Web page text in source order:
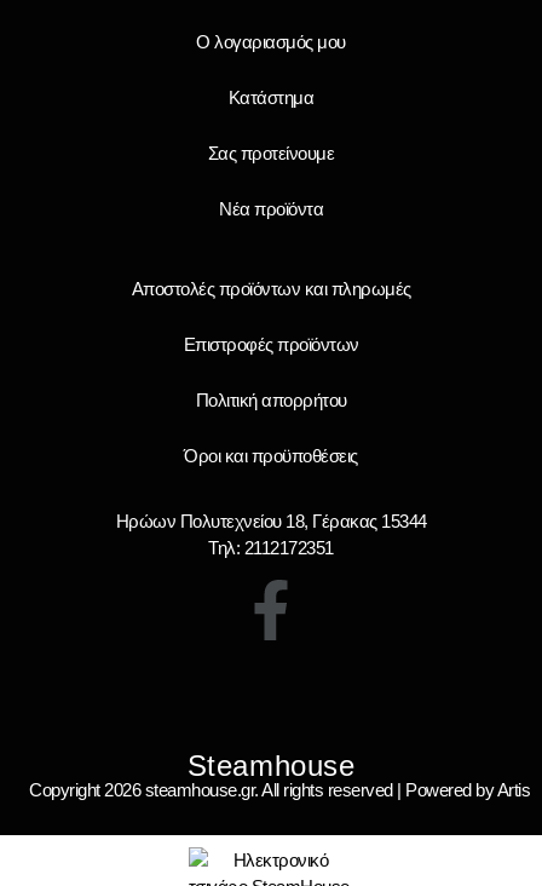
Ο λογαριασμός μου
Κατάστημα
Σας προτείνουμε
Νέα προϊόντα
Αποστολές προϊόντων και πληρωμές
Επιστροφές προϊόντων
Πολιτική απορρήτου
Όροι και προϋποθέσεις
Ηρώων Πολυτεχνείου 18, Γέρακας 15344
Τηλ: 2112172351
Steamhouse
Copyright 2026 steamhouse.gr. All rights reserved | Powered by Artis